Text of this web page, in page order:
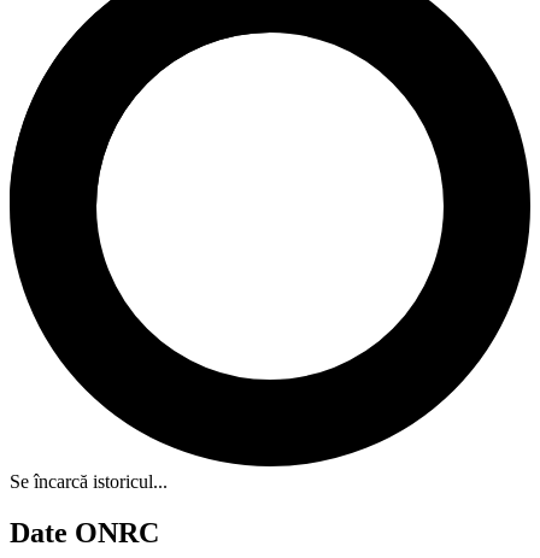
Se încarcă istoricul...
Date ONRC